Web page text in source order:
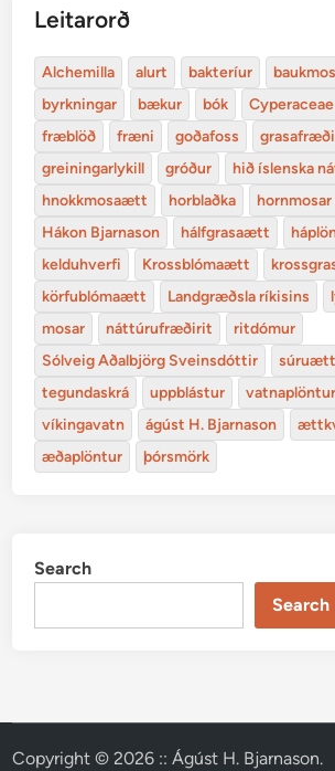
Leitarorð
Alchemilla alurt bakteríur
byrkningar
bækur bók Cyperaceae
fræblöð
fræni goðafoss
greiningarlykill
gróður
hið íslenska
hnokkmosaætt
horblaðka
hornmosar
Hákon Bjarnason
hálfgrasaætt
kelduhverfi
Krossblómaætt
körfublómaætt
Landgræðsla ríkisins
mosar
náttúrufræðirit
ritdómur
Sólveig Aðalbjörg Sveinsdóttir
súruætt
tegundaskrá
uppblástur vatnaplöntur
víkingavatn
ágúst H. Bjarnason
æðaplöntur
þórsmörk
Search
Search
Copyright © 2026 :: Ágúst H. Bjarnason.